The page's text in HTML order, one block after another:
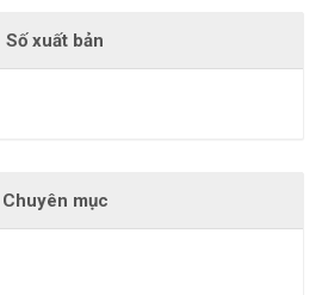
Số xuất bản
Chuyên mục